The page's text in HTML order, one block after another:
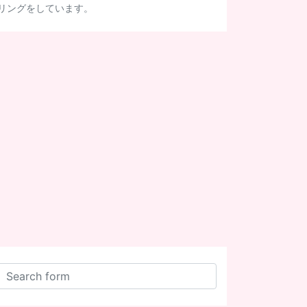
ングをしています。